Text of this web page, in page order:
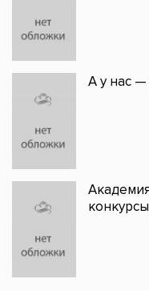
А у нас —
конкурсы